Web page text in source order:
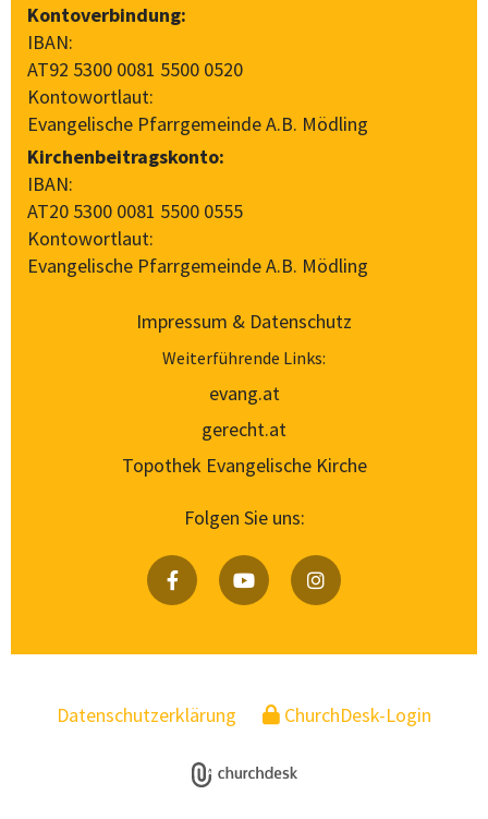
Kontoverbindung:
IBAN:
AT92 5300 0081 5500 0520
Kontowortlaut:
Evangelische Pfarrgemeinde A.B. Mödling
Kirchenbeitragskonto:
IBAN:
AT20 5300 0081 5500 0555
Kontowortlaut:
Evangelische Pfarrgemeinde A.B. Mödling
Impressum & Datenschutz
Weiterführende Links:
evang.at
gerecht.at
Topothek Evangelische Kirche
Folgen Sie uns:
Datenschutzerklärung ChurchDesk-Login